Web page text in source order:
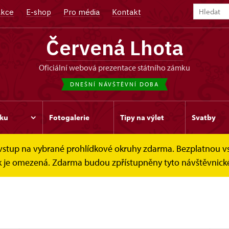
E-shop Pro média Kontakt
Červená Lhota
oficiální webová prezentace státního zámku
DNEŠNÍ NÁVŠTĚVNÍ DOBA
Fotogalerie Tipy na výlet Svatby
na vybrané prohlídkové okruhy zdarma. Bezplatnou
omezená. Zdarma budou zpřístupněny tyto